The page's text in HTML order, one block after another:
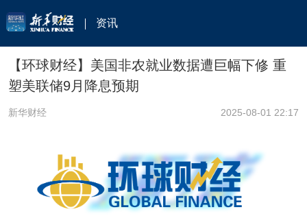
资讯
【环球财经】美国非农就业数据遭巨幅下修 重
塑美联储9月降息预期
新华财经 2025-08-01 22:17